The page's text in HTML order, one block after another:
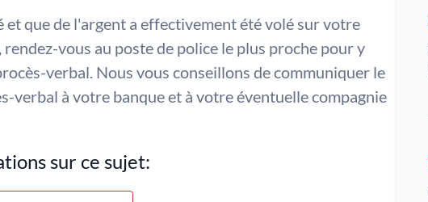
et que de l'argent a effectivement été volé sur votre
vous au poste de police le plus proche pour y
verbal. Nous vous conseillons de communiquer le
verbal à votre banque et à votre éventuelle compagnie
sur ce sujet: